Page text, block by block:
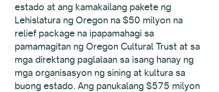
estado at ang kamakailang pakete ng
Lehislatura ng Oregon na $50 milyon na
relief package na ipapamahagi sa
pamamagitan ng Oregon Cultural Trust at sa
mga direktang paglalaan sa isang hanay ng
mga organisasyon ng sining at kultura sa
buong estado. Ang panukalang $575 milyon